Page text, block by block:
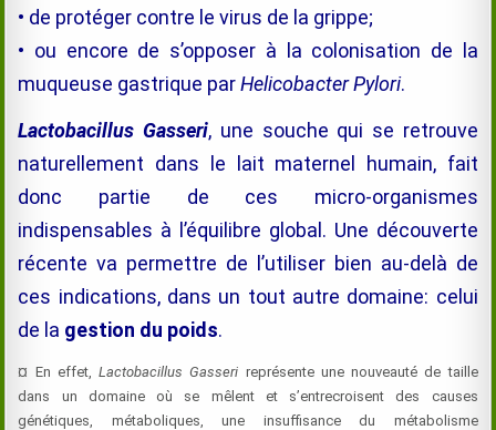
• de protéger contre le virus de la grippe;
• ou encore de s’opposer à la colonisation de la
muqueuse gastrique parHelicobacter Pylori.
Lactobacillus Gasseri, une souche qui se retrouve
naturellement dans le lait maternel humain, fait
donc partie de ces micro-organismes
indispensables à l’équilibre global. Une découverte
récente va permettre de l’utiliser bien au-delà de
ces indications, dans un tout autre domaine: celui
de la gestion du poids.
¤ En effet,Lactobacillus Gasseri représente une nouveauté de taille
dans un domaine où se mêlent et s’entrecroisent des causes
génétiques, métaboliques, une insuffisance du métabolisme